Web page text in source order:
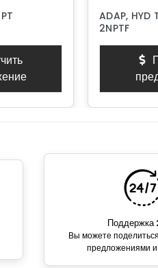
ADAP, HYD
2NPTF
Вы можете
предложениями